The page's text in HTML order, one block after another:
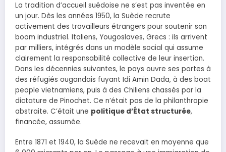
La tradition d’accueil suédoise ne s’est pas inventée en
un jour. Dès les années 1950, la Suède recrute
activement des travailleurs étrangers pour soutenir son
boom industriel. Italiens, Yougoslaves, Grecs : ils arrivent
par milliers, intégrés dans un modèle social qui assume
clairement la responsabilité collective de leur insertion.
Dans les décennies suivantes, le pays ouvre ses portes à
des réfugiés ougandais fuyant Idi Amin Dada, à des boat
people vietnamiens, puis à des Chiliens chassés par la
dictature de Pinochet. Ce n’était pas de la philanthropie
abstraite. C’était une politique d’État structurée,
financée, assumée.
Entre 1871 et 1940, la Suède ne recevait en moyenne que